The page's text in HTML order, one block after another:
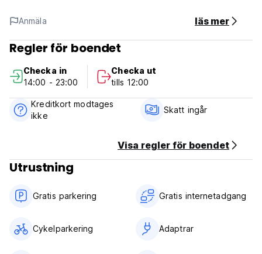
1) Incheckning från kl. 14.00
2) Utcheckning före kl. 12.00
3) Receptionens arbetstid: 24 timmar.
5) Avbokning eller ändring måste göras 7 dagar i förväg
före ankomst.
6) Frukost ingår inte.
7) Ingen rökning i rummet, men har rökområde. (Auto-
translated from original language)
Anmäla läs mer
Regler för boendet
Checka in
14:00 - 23:00
Checka ut
tills 12:00
Kreditkort modtages
ikke
Skatt ingår
Visa regler för boendet
Utrustning
Gratis parkering Gratis internetadgang
Cykelparkering Adaptrar